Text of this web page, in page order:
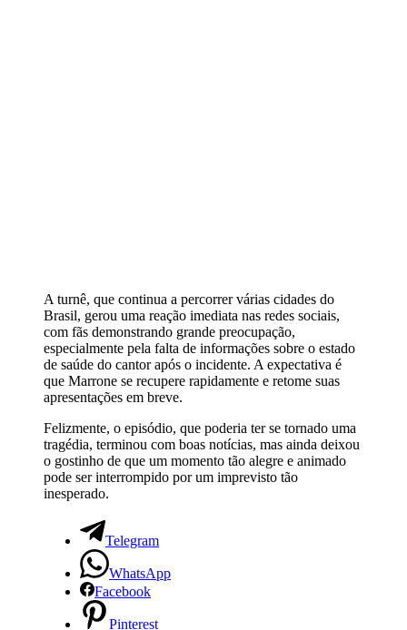
A turnê, que continua a percorrer várias cidades do
Brasil, gerou uma reação imediata nas redes sociais,
com fãs demonstrando grande preocupação,
especialmente pela falta de informações sobre o estado
de saúde do cantor após o incidente. A expectativa é
que Marrone se recupere rapidamente e retome suas
apresentações em breve.
Felizmente, o episódio, que poderia ter se tornado uma
tragédia, terminou com boas notícias, mas ainda deixou
o gostinho de que um momento tão alegre e animado
pode ser interrompido por um imprevisto tão
inesperado.
Telegram
WhatsApp
Facebook
Pinterest